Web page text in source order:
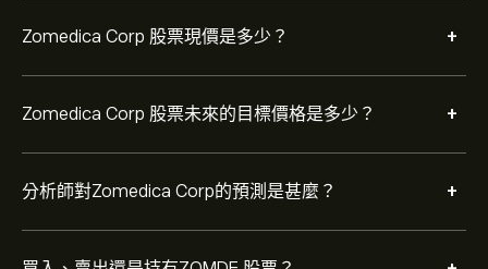
Zomedica Corp 股票現價是多少？ +
Zomedica Corp 股票未來的目標價格是多少？ +
分析師對Zomedica Corp的預測是甚麼？ +